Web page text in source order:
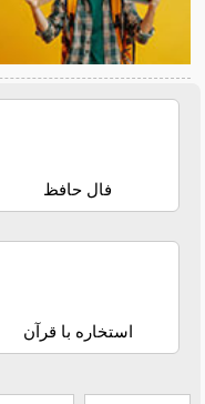
فال حافظ
استخاره با قرآن